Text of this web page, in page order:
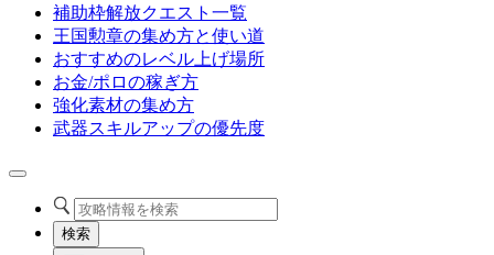
補助枠解放クエスト一覧
王国勲章の集め方と使い道
おすすめのレベル上げ場所
お金/ポロの稼ぎ方
強化素材の集め方
武器スキルアップの優先度
検索